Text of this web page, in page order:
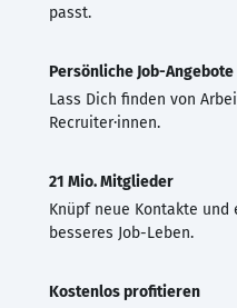
passt.
Persönliche Job-Angebote
Lass Dich finden von
Recruiter·innen.
21 Mio. Mitglieder
Knüpf neue Kontakte
besseres Job-Leben.
Kostenlos profitieren